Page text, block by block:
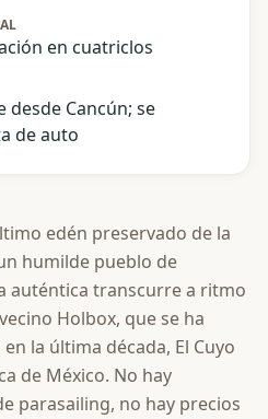
en cuatriclos
desde Cancún; se
de auto
edén preservado de la
humilde pueblo de
auténtica transcurre a ritmo
Holbox, que se ha
la última década, El Cuyo
de México. No hay
parasailing, no hay precios